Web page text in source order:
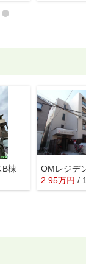
B棟
OMレジデ
2.95万円 /